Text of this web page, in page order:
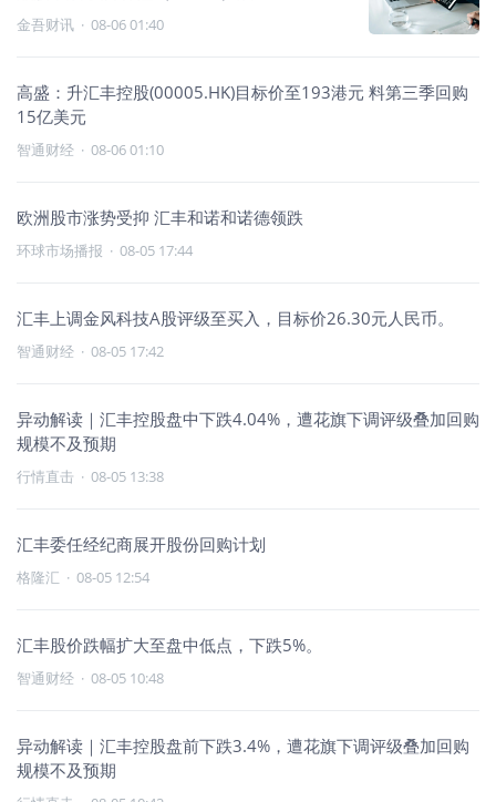
金吾财讯 · 08-06 01:40
高盛：升汇丰控股(00005.HK)目标价至193港元 料第三季回购
15亿美元
智通财经 · 08-06 01:10
欧洲股市涨势受抑 汇丰和诺和诺德领跌
环球市场播报 · 08-05 17:44
汇丰上调金风科技A股评级至买入，目标价26.30元人民币。
智通财经 · 08-05 17:42
异动解读｜汇丰控股盘中下跌4.04%，遭花旗下调评级叠加回购
规模不及预期
行情直击 · 08-05 13:38
汇丰委任经纪商展开股份回购计划
格隆汇 · 08-05 12:54
汇丰股价跌幅扩大至盘中低点，下跌5%。
智通财经 · 08-05 10:48
异动解读｜汇丰控股盘前下跌3.4%，遭花旗下调评级叠加回购
规模不及预期